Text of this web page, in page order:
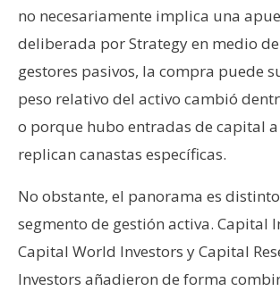
no necesariamente implica una
deliberada por Strategy en medio
gestores pasivos, la compra puede
peso relativo del activo cambió
o porque hubo entradas de capital
replican canastas específicas.
No obstante, el panorama es
segmento de gestión activa. Capital
Capital World Investors y Capital
Investors añadieron de forma